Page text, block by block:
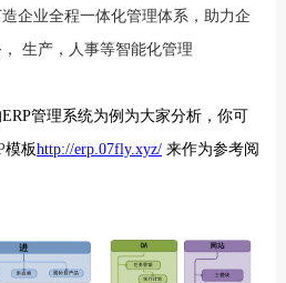
企业全程一体化管理体系，助力企
生产，人事等智能化管理
ERP管理系统为例为大家分析，你可
模板http://erp.07fly.xyz/ 来作为参考阅